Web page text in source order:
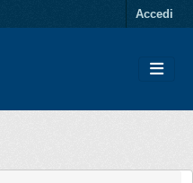
Accedi